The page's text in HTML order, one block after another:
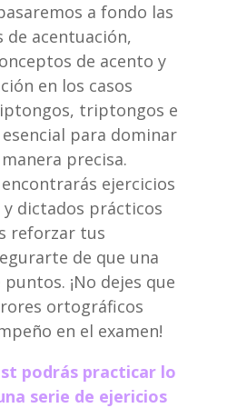
a fondo las
de acentuación,
de acento y
en los casos
triptongos e
para dominar
precisa.
ejercicios
dictados prácticos
reforzar tus
de que una
¡No dejes que
ortográficos
en el examen!
podrás practicar lo
serie de ejericios